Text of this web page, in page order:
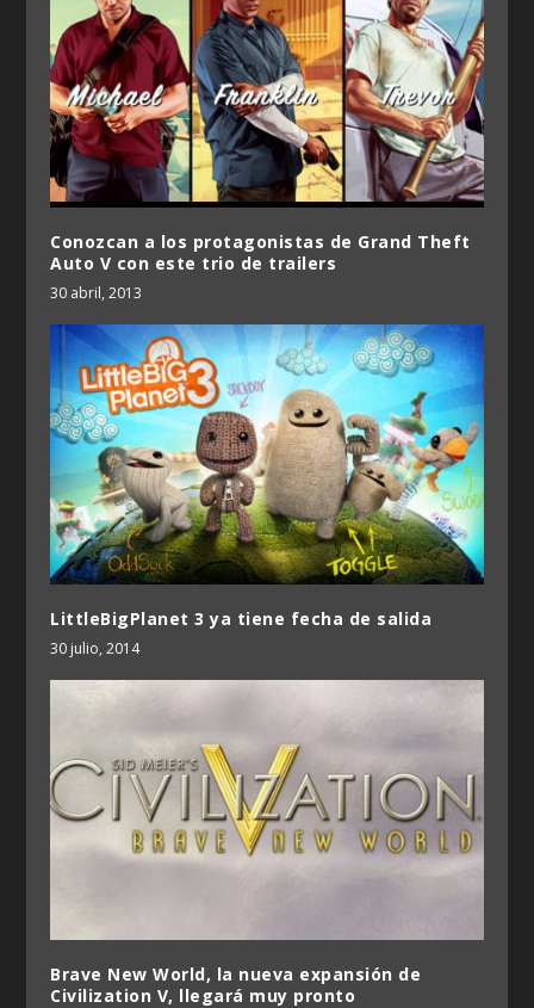
Conozcan a los protagonistas de Grand Theft
Auto V con este trio de trailers
30 abril, 2013
LittleBigPlanet 3 ya tiene fecha de salida
30 julio, 2014
Brave New World, la nueva expansión de
Civilization V, llegará muy pronto